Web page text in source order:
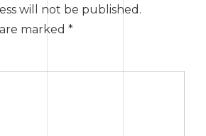
will not be published.
marked *